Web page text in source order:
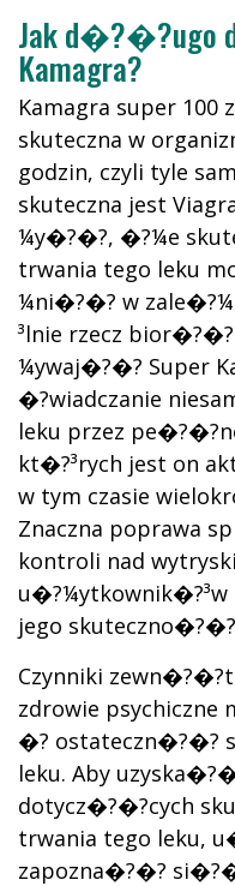
Jak d�?�?ugo
Kamagra?
Kamagra super 100
skuteczna w
godzin, czyli tyle
skuteczna jest
¼y�?�?, �?¼e
trwania tego leku
¼ni�?�? w
³lnie rzecz
¼ywaj�?�? Super
�?wiadczanie
leku przez
kt�?³rych jest on
w tym czasie
Znaczna poprawa
kontroli nad
u�?¼ytkownik�?³w
jego
Czynniki
zdrowie
�? ostateczn�?�?
leku. Aby
dotycz�?�?cych
trwania tego leku,
zapozna�?�?